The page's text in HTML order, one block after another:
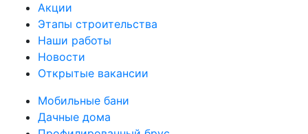
Акции
Этапы строительства
Наши работы
Новости
Открытые вакансии
Мобильные бани
Дачные дома